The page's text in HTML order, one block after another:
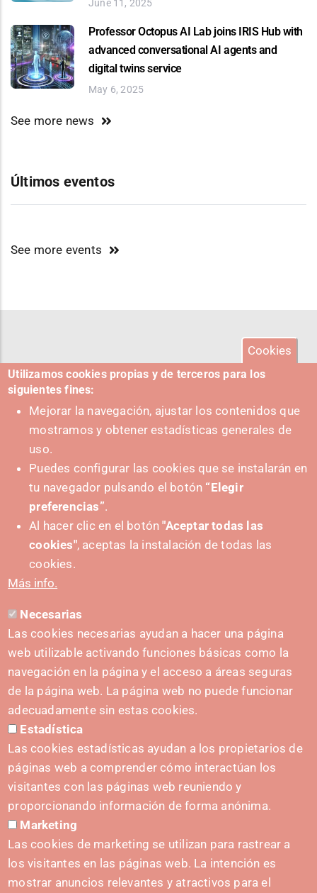
June 11, 2025
Professor Octopus AI Lab joins IRIS Hub with
advanced conversational AI agents and
digital twins service
May 6, 2025
See more news
Últimos eventos
See more events
PUSHED FORWARD BY:
CONTACT
hola@irisnavarra.com
(+34) 628 23 12 32
C. del Sadar, 31006 Pamplona
Contact form
Press Kit
INITIATIVES
Navarra Cybersecurity Center
Spain Living Lab
Support for entrepreneurship
Cookies
Utilizamos cookies propias y de terceros para los
siguientes fines:
Mejorar la navegación, ajustar los contenidos que
mostramos y obtener estadísticas generales de
uso.
Puedes configurar las cookies que se instalarán en
tu navegador pulsando el botón “Elegir
preferencias”.
Al hacer clic en el botón"Aceptar todas las
cookies", aceptas la instalación de todas las
cookies.
Más info.
Necesarias
Las cookies necesarias ayudan a hacer una página
web utilizable activando funciones básicas como la
navegación en la página y el acceso a áreas seguras
de la página web. La página web no puede funcionar
adecuadamente sin estas cookies.
Estadística
Las cookies estadísticas ayudan a los propietarios de
páginas web a comprender cómo interactúan los
visitantes con las páginas web reuniendo y
proporcionando información de forma anónima.
Marketing
Las cookies de marketing se utilizan para rastrear a
los visitantes en las páginas web. La intención es
mostrar anuncios relevantes y atractivos para el